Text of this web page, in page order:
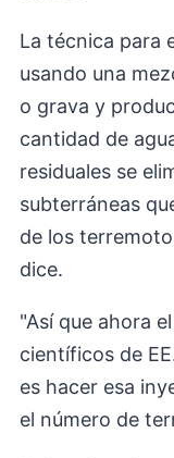
La técnica para
usando una
o grava y
cantidad de
residuales se
subterráneas
de los
dice.
"Así que ahora
científicos de
es hacer esa
el número de